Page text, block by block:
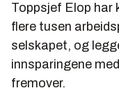
Toppsjef Elop
flere tusen
selskapet, og
innsparingene
fremover.